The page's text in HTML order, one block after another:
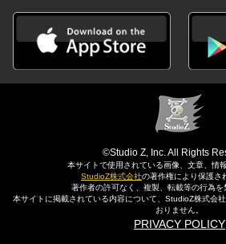
©Studio Z, Inc. All Rights
本サイトで使用されている画像、文章、情
StudioZ株式会社の著作権により保護さ
著作者の許可なく、複製、転載等の行為を
本サイトに掲載されている内容について、StudioZ株式会
おりません。
PRIVACY POLICY